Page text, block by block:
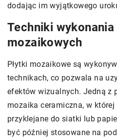
dodając im wyjątkowego
Techniki wykonania
mozaikowych
Płytki mozaikowe są
technikach, co pozwala na
efektów wizualnych. Jedną z
mozaika ceramiczna, w której
przyklejane do siatki lub
być później stosowane na